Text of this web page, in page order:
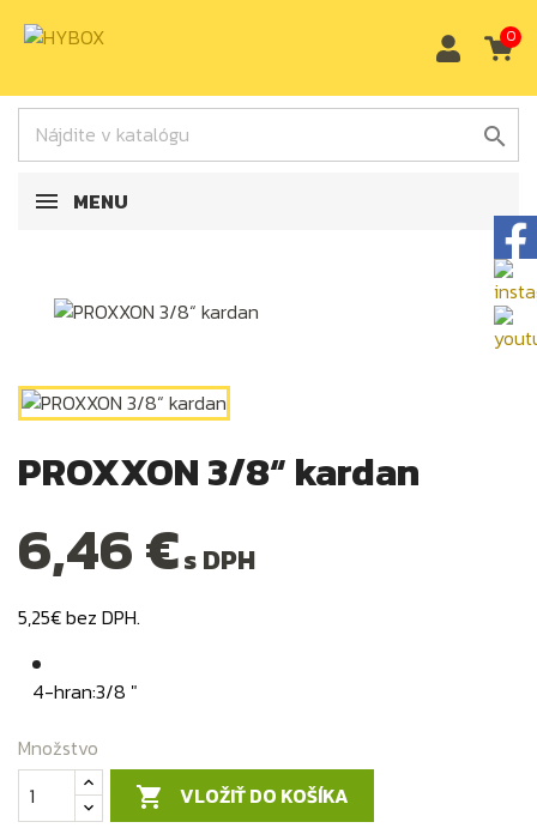

0
MENU
PROXXON 3/8“ kardan
6,46 €s DPH
5,25€ bez DPH.
4-hran:3/8 "
Množstvo

VLOŽIŤ DO KOŠÍKA